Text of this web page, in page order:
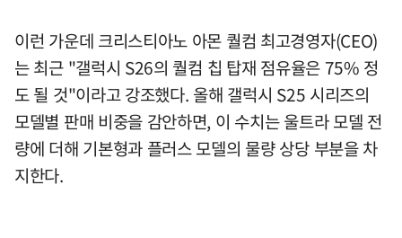
이런 가운데 크리스티아노 아몬 퀄컴 최고경영자(CEO)
는 최근 "갤럭시 S26의 퀄컴 칩 탑재 점유율은 75% 정
도 될 것"이라고 강조했다. 올해 갤럭시 S25 시리즈의
모델별 판매 비중을 감안하면, 이 수치는 울트라 모델 전
량에 더해 기본형과 플러스 모델의 물량 상당 부분을 차
지한다.